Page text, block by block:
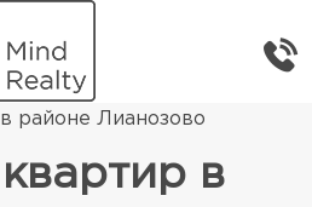
недвижимость
районе Лианозово
в